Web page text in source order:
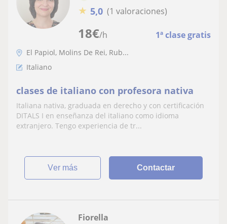
18€/h 1ª clase gratis
★ 5,0 (1 valoraciones)
El Papiol, Molins De Rei, Rub...
Italiano
clases de italiano con profesora nativa
Italiana nativa, graduada en derecho y con certificación
DITALS I en enseñanza del italiano como idioma
extranjero. Tengo experiencia de tr...
ver más Contactar
Fiorella